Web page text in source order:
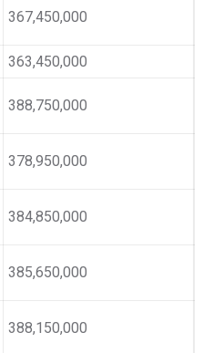
367,450,000
363,450,000
388,750,000
378,950,000
384,850,000
385,650,000
388,150,000